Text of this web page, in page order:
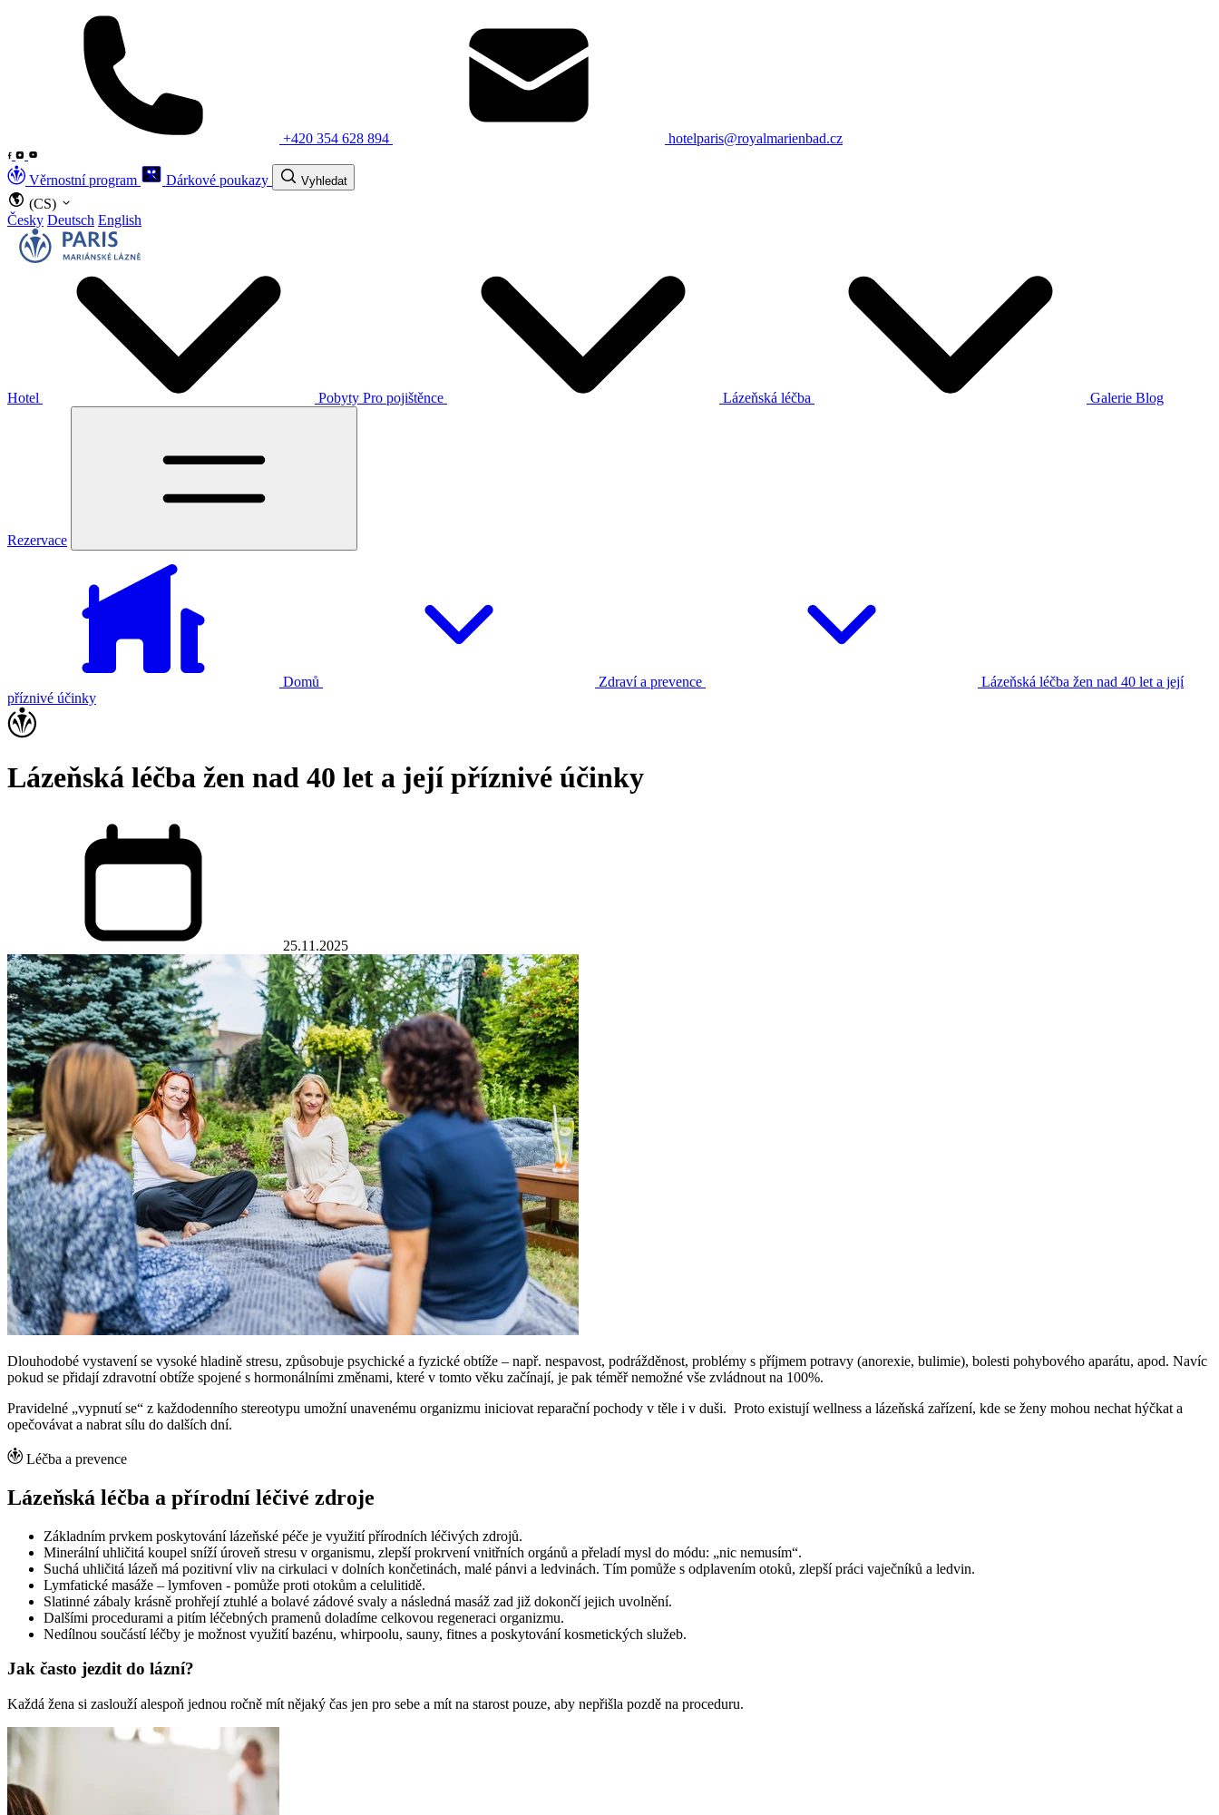
+420 354 628 894 hotelparis@royalmarienbad.cz
Věrnostní program Dárkové poukazy Vyhledat
(CS)
Česky Deutsch English
Hotel Pobyty Pro pojištěnce Lázeňská léčba Galerie Blog
Rezervace
Domů Zdraví a prevence
Lázeňská léčba žen nad 40 let a její
příznivé účinky
Lázeňská léčba žen nad 40 let a její příznivé účinky
25.11.2025
Dlouhodobé vystavení se vysoké hladině stresu, způsobuje psychické a fyzické obtíže – např. nespavost, podrážděnost, problémy s příjmem potravy (anorexie, bulimie), bolesti pohybového aparátu, apod. Navíc
pokud se přidají zdravotní obtíže spojené s hormonálními změnami, které v tomto věku začínají, je pak téměř nemožné vše zvládnout na 100%.
Pravidelné „vypnutí se“ z každodenního stereotypu umožní unavenému organizmu iniciovat reparační pochody v těle i v duši. Proto existují wellness a lázeňská zařízení, kde se ženy mohou nechat hýčkat a
opečovávat a nabrat sílu do dalších dní.
Léčba a prevence
Lázeňská léčba a přírodní léčivé zdroje
Základním prvkem poskytování lázeňské péče je využití přírodních léčivých zdrojů.
Minerální uhličitá koupel sníží úroveň stresu v organismu, zlepší prokrvení vnitřních orgánů a přeladí mysl do módu: „nic nemusím“.
Suchá uhličitá lázeň má pozitivní vliv na cirkulaci v dolních končetinách, malé pánvi a ledvinách. Tím pomůže s odplavením otoků, zlepší práci vaječníků a ledvin.
Lymfatické masáže – lymfoven - pomůže proti otokům a celulitidě.
Slatinné zábaly krásně prohřejí ztuhlé a bolavé zádové svaly a následná masáž zad již dokončí jejich uvolnění.
Dalšími procedurami a pitím léčebných pramenů doladíme celkovou regeneraci organizmu.
Nedílnou součástí léčby je možnost využití bazénu, whirpoolu, sauny, fitnes a poskytování kosmetických služeb.
Jak často jezdit do lázní?
Každá žena si zaslouží alespoň jednou ročně mít nějaký čas jen pro sebe a mít na starost pouze, aby nepřišla pozdě na proceduru.